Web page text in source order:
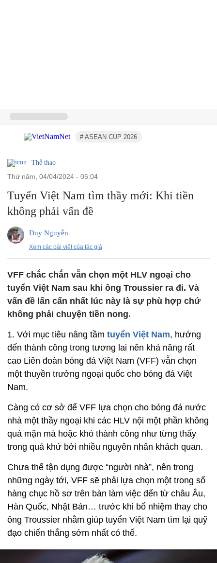
# ASEAN CUP 2026
Thể thao
thứ năm, 04/04/2024 - 05:04
Tuyển Việt Nam tìm thầy mới: Khi tiền
không phải vấn đề
Duy Nguyễn
Xem các bài viết của tác giả
VFF chắc chắn vẫn chọn một HLV ngoại cho
tuyển Việt Nam sau khi ông Troussier ra đi. Và
vấn đề lấn cấn nhất lúc này là sự phù hợp chứ
không phải chuyện tiền nong.
1. Với mục tiêu nâng tầm tuyển Việt Nam, hướng
đến thành công trong tương lai nên khả năng rất
cao Liên đoàn bóng đá Việt Nam (VFF) vẫn chọn
một thuyền trưởng ngoại quốc cho bóng đá Việt
Nam.
Càng có cơ sở để VFF lựa chọn cho bóng đá nước
nhà một thầy ngoại khi các HLV nội một phần không
quá mặn mà hoặc khó thành công như từng thấy
trong quá khứ bởi nhiều nguyên nhân khách quan.
Chưa thể tận dụng được “người nhà”, nên trong
những ngày tới, VFF sẽ phải lựa chọn một trong số
hàng chục hồ sơ trên bàn làm việc đến từ châu Âu,
Hàn Quốc, Nhật Bản… trước khi bổ nhiệm thay cho
ông Troussier nhằm giúp tuyển Việt Nam tìm lại quỹ
đạo chiến thắng sớm nhất có thể.